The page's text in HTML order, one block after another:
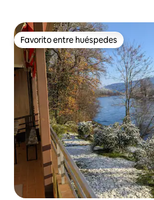
Favorito entre huéspedes
Favorito entre huéspedes